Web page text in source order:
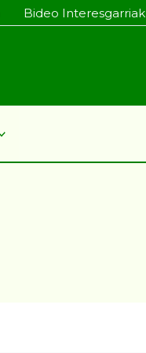
Bideo Interesgarriak